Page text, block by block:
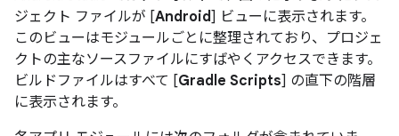
ジェクト ファイルが [Android] ビューに表示されます。
このビューはモジュールごとに整理されており、プロジェ
クトの主なソースファイルにすばやくアクセスできます。
ビルドファイルはすべて [Gradle Scripts] の直下の階層
に表示されます。